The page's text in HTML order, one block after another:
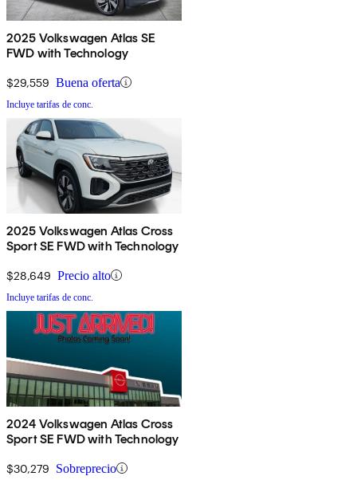
2025 Volkswagen Atlas SE
FWD with Technology
$29,559 Buena oferta
Incluye tarifas de conc.
2025 Volkswagen Atlas Cross
Sport SE FWD with Technology
$28,649 Precio alto
Incluye tarifas de conc.
2024 Volkswagen Atlas Cross
Sport SE FWD with Technology
$30,279 Sobreprecio